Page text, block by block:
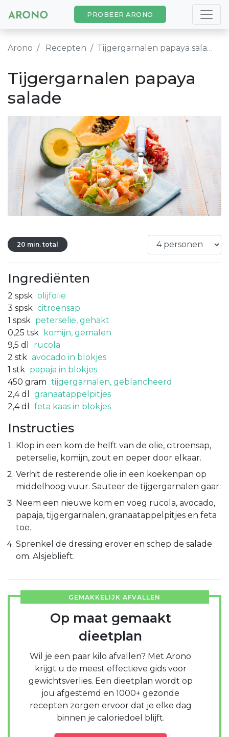
PROBEER ARONO
Arono Recepten Tijgergarnalen papaya salade
Tijgergarnalen papaya
salade
20 min. total
Ingrediënten
2 spsk olijfolie
3 spsk citroensap
1 spsk peterselie, gehakt
0,25 tsk
komijn, gemalen
9,5 dl
rucola
2 stk avocado in blokjes
1 stk papaja in blokjes
450 gram tijgergarnalen, geblancheerd
2,4 dl
granaatappelpitjes
2,4 dl feta kaas in blokjes
Instructies
Klop in een kom de helft van de olie, citroensap,
peterselie, komijn, zout en peper door elkaar.
Verhit de resterende olie in een koekenpan op
middelhoog vuur. Sauteer de tijgergarnalen gaar.
Neem een nieuwe kom en voeg rucola, avocado,
papaja, tijgergarnalen, granaatappelpitjes en feta
toe.
Sprenkel de dressing erover en schep de salade
om. Alsjeblieft.
GEMAKKELIJK AFVALLEN
Op maat gemaakt
dieetplan
Wil je een paar kilo afvallen? Met Arono
krijgt u de meest effectieve gids voor
gewichtsverlies. Een dieetplan wordt op
jou afgestemd en 1000+ gezonde
recepten zorgen ervoor dat je elke dag
binnen je caloriedoel blijft.